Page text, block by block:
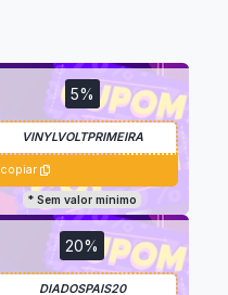
5%
copiar
* Sem valor mínimo
20%